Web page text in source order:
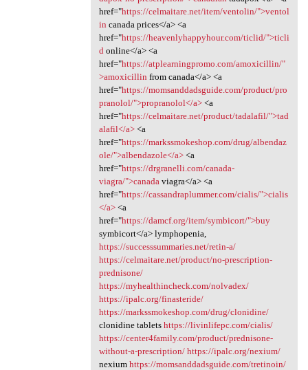
href="https://celmaitare.net/item/ventolin/">ventol
in canada prices</a> <a
href="https://heavenlyhappyhour.com/ticlid/">ticli
d online</a> <a
href="https://atplearningpromo.com/amoxicillin/"
>amoxicillin from canada</a> <a
href="https://momsanddadsguide.com/product/pro
pranolol/">propranolol</a><a
href="https://celmaitare.net/product/tadalafil/">tad
alafil</a><a
href="https://markssmokeshop.com/drug/albendaz
ole/">albendazole</a><a
href="https://drgranelli.com/canada-
viagra/">canada viagra</a> <a
href="https://cassandraplummer.com/cialis/">cialis
</a><a
href="https://damcf.org/item/symbicort/">buy
symbicort</a> lymphopenia,
https://successsummaries.net/retin-a/
https://celmaitare.net/product/no-prescription-
prednisone/
https://myhealthincheck.com/nolvadex/
https://ipalc.org/finasteride/
https://markssmokeshop.com/drug/clonidine/
clonidine tablets https://livinlifepc.com/cialis/
https://center4family.com/product/prednisone-
without-a-prescription/ https://ipalc.org/nexium/
nexium https://momsanddadsguide.com/tretinoin/